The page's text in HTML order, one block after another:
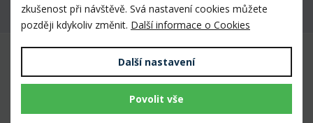
Máte dotaz k produktu?
Mnoho prověřených výrobků veterinárními
lékaři i chovateli
k dispozici skladem
zkušenost při návštěvě. Svá nastavení cookies můžete
později kdykoliv změnit. Další informace o Cookies
Další nastavení
Povolit vše